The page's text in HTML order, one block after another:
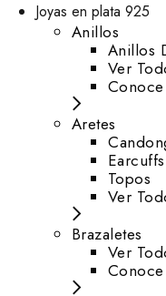
Joyas en plata 925
Anillos
Anillos
Ver
Aretes
Earcuffs
Topos
Ver
Brazaletes
Ver
Conoce